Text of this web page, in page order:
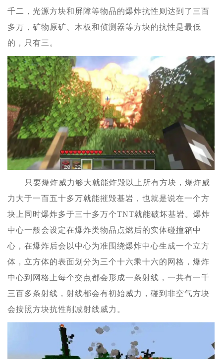
千二，光源方块和屏障等物品的爆炸抗性则达到了三百
多万，矿物原矿、木板和侦测器等方块的抗性是最低
的，只有三。
只要爆炸威力够大就能炸毁以上所有方块，爆炸威
力大于一百五十多万就能摧毁基岩，也就是说在一个方
块上同时爆炸多于三十多万个TNT就能破坏基岩。爆炸
中心一般会设定在爆炸类物品点燃后的实体碰撞箱中
心，在爆炸后会以中心为准围绕爆炸中心生成一个立方
体，立方体的表面划分为三个十六乘十六的网格，爆炸
中心到网格上每个交点都会形成一条射线，一共有一千
三百多条射线，射线都会有初始威力，碰到非空气方块
会按照方块抗性削减射线威力。